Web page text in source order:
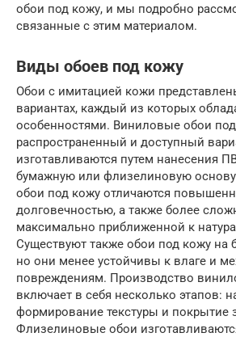
обои под кожу, и мы подробно
связанные с этим материалом.
Виды обоев под кожу
Обои с имитацией кожи
вариантах, каждый из которых
особенностями. Виниловые обои
распространенный и доступный
изготавливаются путем нанесения
бумажную или флизелиновую
обои под кожу отличаются
долговечностью, а также более
максимально приближенной к
Существуют также обои под кожу на
но они менее устойчивы к влаге и
повреждениям. Производство
включает в себя несколько этапов:
формирование текстуры и
Флизелиновые обои